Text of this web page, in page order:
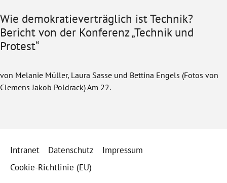
Wie demokratieverträglich ist Technik?
Bericht von der Konferenz „Technik und
Protest“
von Melanie Müller, Laura Sasse und Bettina Engels (Fotos von
Clemens Jakob Poldrack) Am 22.
Intranet Datenschutz
Impressum
Cookie-Richtlinie (EU)